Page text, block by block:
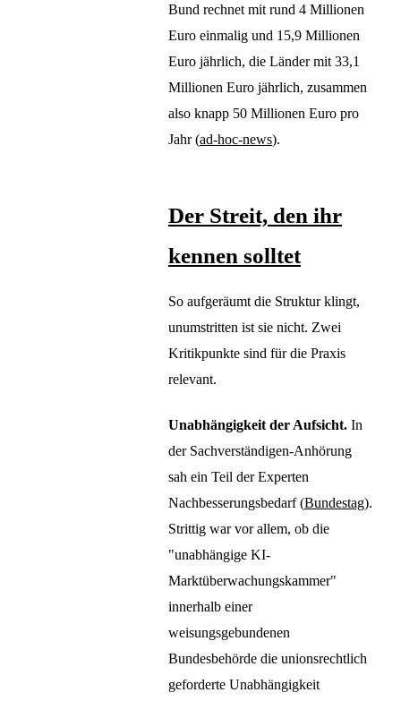
Bund rechnet mit rund 4 Millionen
Euro einmalig und 15,9 Millionen
Euro jährlich, die Länder mit 33,1
Millionen Euro jährlich, zusammen
also knapp 50 Millionen Euro pro
Jahr (ad-hoc-news).
Der Streit, den ihr
kennen solltet
So aufgeräumt die Struktur klingt,
unumstritten ist sie nicht. Zwei
Kritikpunkte sind für die Praxis
relevant.
Unabhängigkeit der Aufsicht. In
der Sachverständigen-Anhörung
sah ein Teil der Experten
Nachbesserungsbedarf (Bundestag).
Strittig war vor allem, ob die
"unabhängige KI-
Marktüberwachungskammer"
innerhalb einer
weisungsgebundenen
Bundesbehörde die unionsrechtlich
geforderte Unabhängigkeit